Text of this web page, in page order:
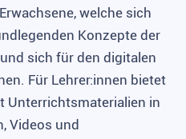
welche sich
Konzepte der
sich für den digitalen
Für Lehrer:innen bietet
Unterrichtsmaterialien in
Videos und